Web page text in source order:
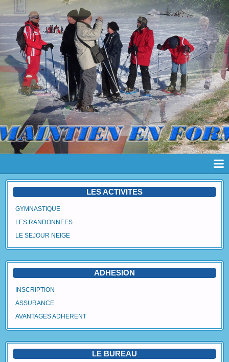
Page d'accueil
Album
Avantages Adhérent
Contact
Blog
LES ACTIVITES
GYMNASTIQUE
LES RANDONNEES
LE SEJOUR NEIGE
ADHESION
INSCRIPTION
ASSURANCE
AVANTAGES ADHERENT
LE BUREAU